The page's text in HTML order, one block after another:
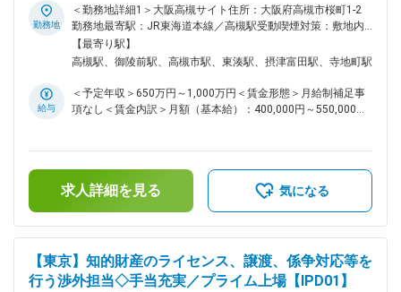
掘に注力することが可能です。 ・国内特許・海外特許の割合
は半々程度で英語を使う頻度は高いですが、読み書きがメイン
です。 ■魅力： 当社は知的財産部門の強化・拡大に取り組み
始めたところであり、志向・経験・適性に応じて裁量の大きい
ます。やりがいの高いポジションで組織づくりと知財戦略の推
進に関わることができます。 変更の範囲：会社の定める業務
ェーズ～ ■業務概要： センシング事業本部の開発部または外
観計測事業推進部でセンシング事業本部製品の技術開発、設
計、顧客との価値創造、センシングビジネスを学んで、グロー
バルな開発プロジェクトへの参画や、リードを期待しておりま
た上で、海外グループ会社へ技術者としての派遣可能性もござ
います。 ■ポジションの魅力： グローバル顧客との折衝、説
も獲得可能性がございます。 海外派遣や、グローバルビジネ
スのプロジェクトマジメントを経て、将来はセンシング事業の
中核にメンバーなることも期待しております。 ■事業概要：
当社のセンシング事業本部は、当社グループのポートフォリオ
画しています。光学技術をルーツとして光・色計測機器/ソリ
ューションの企画、開発、製造、販売を担っており、自動車業
界やICT業界等において、自動車の内外装やスマートフォンの
ディスプレイの品質向上に貢献するなど、デファクトスタンダ
勤務地
＜勤務地詳細1＞大阪高槻サイト住所：大阪府高槻市桜町1-2
勤務地最寄駅：JR東海道本線／高槻駅受動喫煙対策：敷地内
全面禁煙＜勤務地詳細2＞コニカミノルタ大阪堺サイト住所：
大阪府堺市堺区大仙西町3-91 勤務地最寄駅：南海高野線／堺
事業所（リモートワーク含む）
【最寄り駅】
高槻駅、御陵前駅、高槻市駅、東湊駅、摂津富田駅、寺地町駅
給与
＜予定年収＞650万円～1,000万円＜賃金形態＞月給制補足事
項なし＜賃金内訳＞月額（基本給）：400,000円～550,000円
ており、適用時は本給の14％を上乗せします（残業時間約15
時間分に相当）※固定残業制度ではございません。賃金はあく
までも目安の金額であり、選考を通じて上下する可能性があり
求人詳細を見る 気になる
【東京】知的財産のライセンス、譲渡、係争対応等を
行う渉外担当◇手当充実／プライム上場【IPD01】